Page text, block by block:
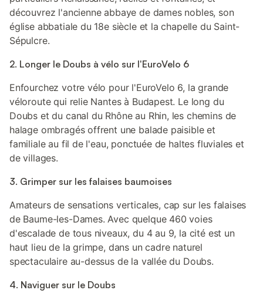
découvrez l'ancienne abbaye de dames nobles, son
église abbatiale du 18e siècle et la chapelle du Saint-
Sépulcre.
2. Longer le Doubs à vélo sur l'EuroVelo 6
Enfourchez votre vélo pour l'EuroVelo 6, la grande
véloroute qui relie Nantes à Budapest. Le long du
Doubs et du canal du Rhône au Rhin, les chemins de
halage ombragés offrent une balade paisible et
familiale au fil de l'eau, ponctuée de haltes fluviales et
de villages.
3. Grimper sur les falaises baumoises
Amateurs de sensations verticales, cap sur les falaises
de Baume-les-Dames. Avec quelque 460 voies
d'escalade de tous niveaux, du 4 au 9, la cité est un
haut lieu de la grimpe, dans un cadre naturel
spectaculaire au-dessus de la vallée du Doubs.
4. Naviguer sur le Doubs